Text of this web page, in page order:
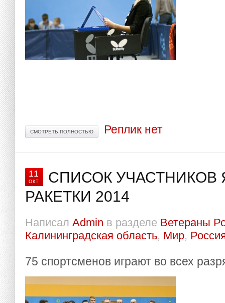
СМОТРЕТЬ ПОЛНОСТЬЮ Реплик нет
11
ОКТ
СПИСОК УЧАСТНИКОВ
РАКЕТКИ 2014
Написал Admin в разделе Ветераны
Калининградская область, Мир,
75 спортсменов играют во всех